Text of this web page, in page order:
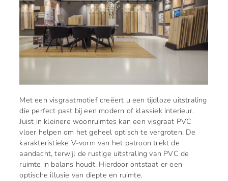
Met een visgraatmotief creëert u een tijdloze uitstraling
die perfect past bij een modern of klassiek interieur.
Juist in kleinere woonruimtes kan een visgraat PVC
vloer helpen om het geheel optisch te vergroten. De
karakteristieke V-vorm van het patroon trekt de
aandacht, terwijl de rustige uitstraling van PVC de
ruimte in balans houdt. Hierdoor ontstaat er een
optische illusie van diepte en ruimte.